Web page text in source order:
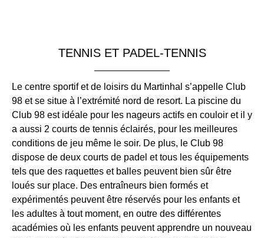
TENNIS ET PADEL-TENNIS
Le centre sportif et de loisirs du Martinhal s’appelle Club
98 et se situe à l’extrémité nord de resort. La piscine du
Club 98 est idéale pour les nageurs actifs en couloir et il y
a aussi 2 courts de tennis éclairés, pour les meilleures
conditions de jeu même le soir. De plus, le Club 98
dispose de deux courts de padel et tous les équipements
tels que des raquettes et balles peuvent bien sûr être
loués sur place. Des entraîneurs bien formés et
expérimentés peuvent être réservés pour les enfants et
les adultes à tout moment, en outre des différentes
académies où les enfants peuvent apprendre un nouveau